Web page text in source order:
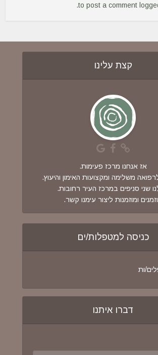
to post a comment.
קצת עלינו
אז אנחנו מרכז פעימות.
משלימה ומקצועות האימון והיעוץ.
שני סניפים במרכז העיר רחובות.
ומוזמנות ליצור עימנו קשר.
כניסה למטפלות/ים
ות
דברו איתנו